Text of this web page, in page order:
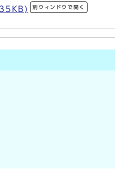
35KB) 別ウィンドウで開く